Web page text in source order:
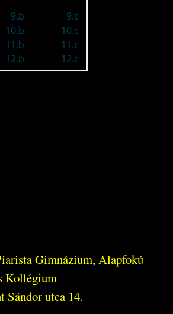
Gimnázium, Alapfokú
Kollégium
Sándor utca 14.